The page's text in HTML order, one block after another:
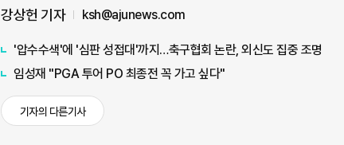
강상헌 기자 ksh@ajunews.com
'압수수색'에 '심판 성접대'까지…축구협회 논란, 외신도 집중 조명
임성재 "PGA 투어 PO 최종전 꼭 가고 싶다"
기자의 다른기사